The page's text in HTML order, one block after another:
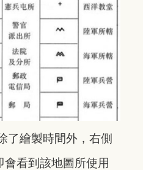
了繪製時間外，右側
會看到該地圖所使用